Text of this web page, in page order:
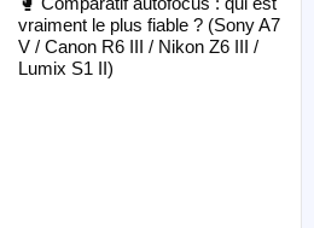
vraiment le plus fiable ? (Sony A7
V / Canon R6 III / Nikon Z6 III /
Lumix S1 II)